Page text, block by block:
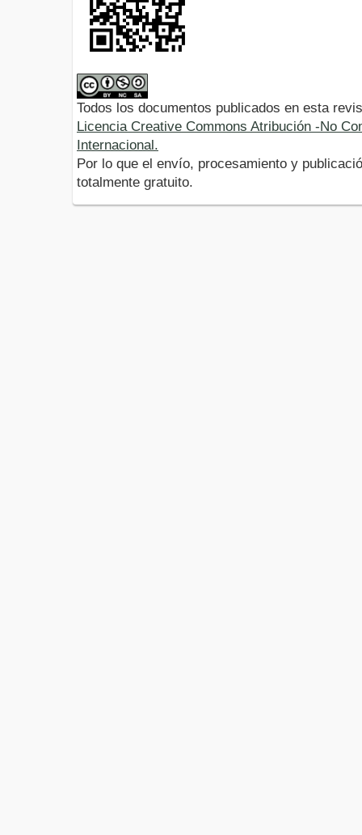
Todos los documentos publicados en esta
Licencia Creative Commons Atribución -No
Internacional.
Por lo que el envío, procesamiento y
totalmente gratuito.